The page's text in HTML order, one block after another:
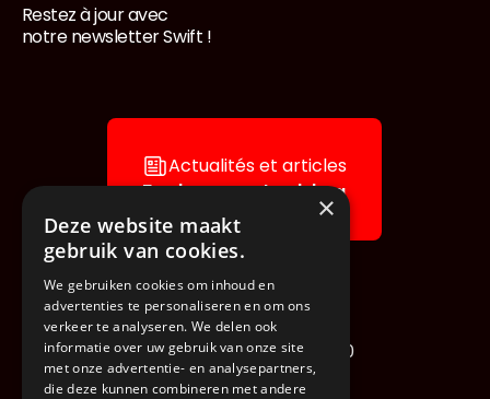
Pied de page
Restez à jour avec
notre newsletter Swift !
Actualités et articles
Explorez notre blog
Deinze Steenweg 1489810
9810 Nazareth – De Pinte
×
Deze website maakt
gebruik van cookies.
We gebruiken cookies om inhoud en
advertenties te personaliseren en om ons
verkeer te analyseren. We delen ook
informatie over uw gebruik van onze site
met onze advertentie- en analysepartners,
die deze kunnen combineren met andere